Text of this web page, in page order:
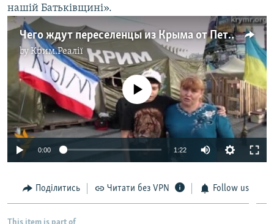
нашій Батьківщині».
Чего ждут переселенцы из Крыма от Петра Порошенко
byКрим.Реалії
No media source currently available
0:00 1:22
Поділитись Читати без VPN Follow us